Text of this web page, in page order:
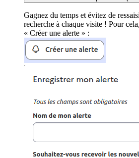
Gagnez du temps et évitez de
recherche à chaque visite ! Pour
« Créer une alerte » :